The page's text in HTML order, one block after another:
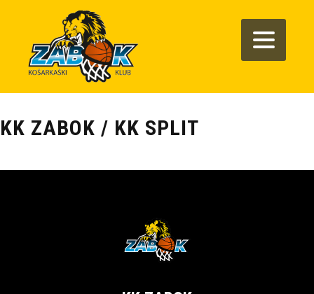
KK ZABOK / KK SPLIT